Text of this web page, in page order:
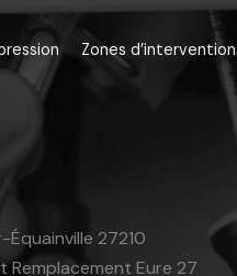
Zones
27210
Remplacement Eure 27